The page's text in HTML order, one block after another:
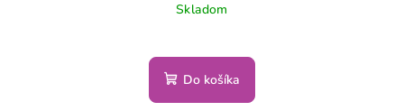
Skladom
Do košíka